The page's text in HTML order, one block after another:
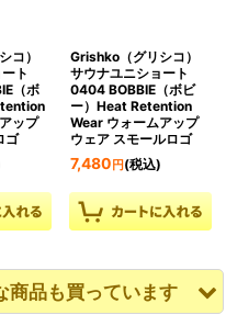
コ）
ト
（ボ
ップ
ゴ
Grishko（グリシコ）
サウナユニショート
0404 BOBBIE（ボビ
ー）Heat Retention
Wear ウォームアップ
ウェア スモールロゴ
7,480 円(税込)
商品も買っています